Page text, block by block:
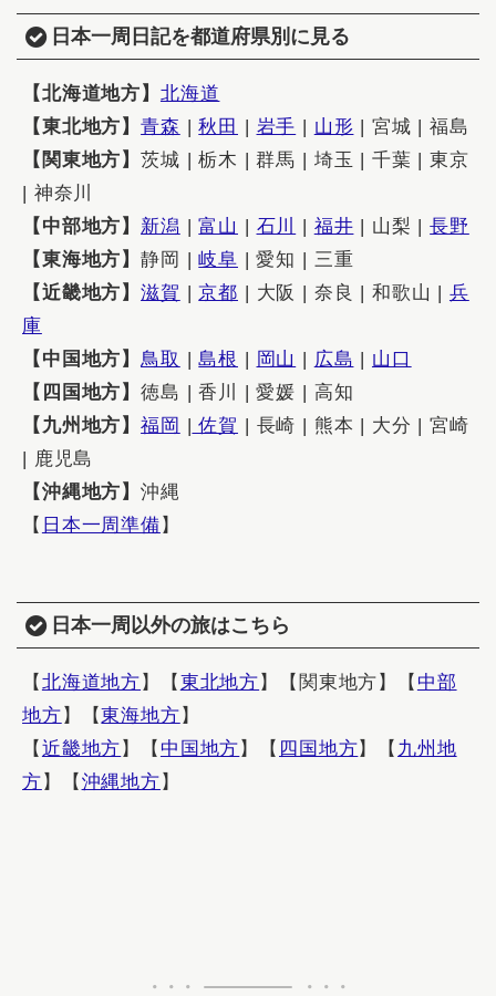
日本一周日記を都道府県別に見る
【北海道地方】 北海道
【東北地方】青森 |秋田 | 岩手 | 山形 | 宮城 | 福島
【関東地方】茨城 | 栃木 | 群馬 | 埼玉 | 千葉 | 東京
| 神奈川
【中部地方】 新潟 |富山 | 石川 | 福井 | 山梨 |長野
【東海地方】静岡 |岐阜 | 愛知 | 三重
【近畿地方】滋賀 |京都 | 大阪 | 奈良 | 和歌山 | 兵
庫
【中国地方】 鳥取 |島根 | 岡山 | 広島 | 山口
【四国地方】徳島 | 香川 | 愛媛 | 高知
【九州地方】福岡 | 佐賀 | 長崎 | 熊本 | 大分 | 宮崎
| 鹿児島
【沖縄地方】沖縄
【 日本一周準備 】
日本一周以外の旅はこちら
【 北海道地方 】【 東北地方 】【関東地方】【 中部
地方 】【東海地方 】
【 近畿地方 】【 中国地方 】【 四国地方】【 九州地
方 】【 沖縄地方 】